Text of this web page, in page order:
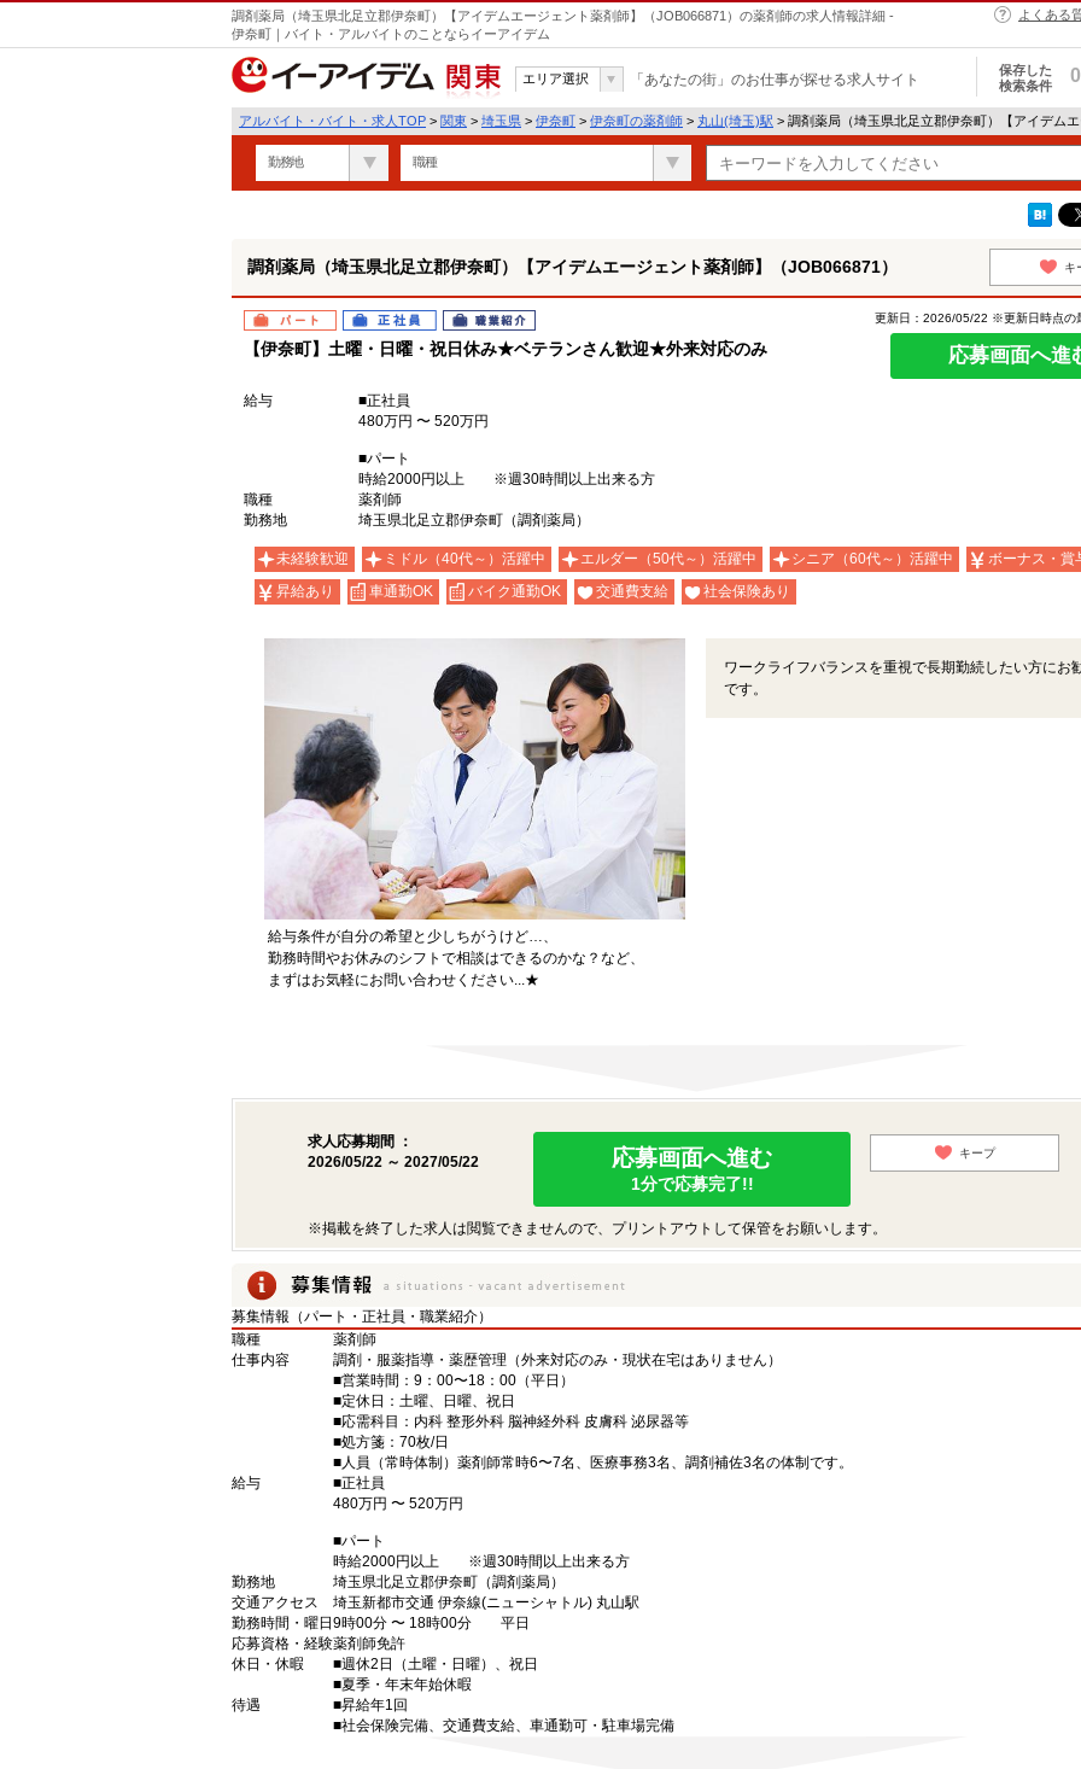
調剤薬局（埼玉県北足立郡伊奈町）【アイデムエージェント薬剤師】（JOB066871）の薬剤師の求人情報詳細 -
伊奈町｜バイト・アルバイトのことならイーアイデム
よくある
関東
エリア選択 「あなたの街」のお仕事が探せる求人サイト
保存した
検索条件
0
アルバイト・バイト・求人TOP > 関東 > 埼玉県 > 伊奈町 > 伊奈町の薬剤師 > 丸山(埼玉)駅 > 調剤薬局（埼玉県北足立郡伊奈町）【アイデム
勤務地 職種
調剤薬局（埼玉県北足立郡伊奈町）【アイデムエージェント薬剤師】（JOB066871） キ
パート 正社員 職業紹介
【伊奈町】土曜・日曜・祝日休み★ベテランさん歓迎★外来対応のみ
更新日：2026/05/22 ※更新日時点の
応募画面へ進
給与
■正社員
480万円 〜 520万円
■パート
時給2000円以上 ※週30時間以上出来る方
職種
薬剤師
勤務地
埼玉県北足立郡伊奈町（調剤薬局）
未経験歓迎 ミドル（40代～）活躍中 エルダー（50代～）活躍中 シニア（60代～）活躍中
ボーナス・賞
昇給あり
車通勤OK バイク通勤OK 交通費支給 社会保険あり
給与条件が自分の希望と少しちがうけど…、
勤務時間やお休みのシフトで相談はできるのかな？など、
まずはお気軽にお問い合わせください...★
ワークライフバランスを重視で長期勤続したい方にお
です。
求人応募期間 ：
2026/05/22 ～ 2027/05/22
応募画面へ進む
1分で応募完了!!
キープ
※掲載を終了した求人は閲覧できませんので、プリントアウトして保管をお願いします。
募集情報（パート・正社員・職業紹介）
職種
薬剤師
仕事内容
調剤・服薬指導・薬歴管理（外来対応のみ・現状在宅はありません）
■営業時間：9：00〜18：00（平日）
■定休日：土曜、日曜、祝日
■応需科目：内科 整形外科 脳神経外科 皮膚科 泌尿器等
■処方箋：70枚/日
■人員（常時体制）薬剤師常時6〜7名、医療事務3名、調剤補佐3名の体制です。
給与
■正社員
480万円 〜 520万円
■パート
時給2000円以上 ※週30時間以上出来る方
勤務地
埼玉県北足立郡伊奈町（調剤薬局）
交通アクセス
埼玉新都市交通 伊奈線(ニューシャトル) 丸山駅
勤務時間・曜日 9時00分 〜 18時00分 平日
応募資格・経験薬剤師免許
休日・休暇
■週休2日（土曜・日曜）、祝日
■夏季・年末年始休暇
待遇
■昇給年1回
■社会保険完備、交通費支給、車通勤可・駐車場完備